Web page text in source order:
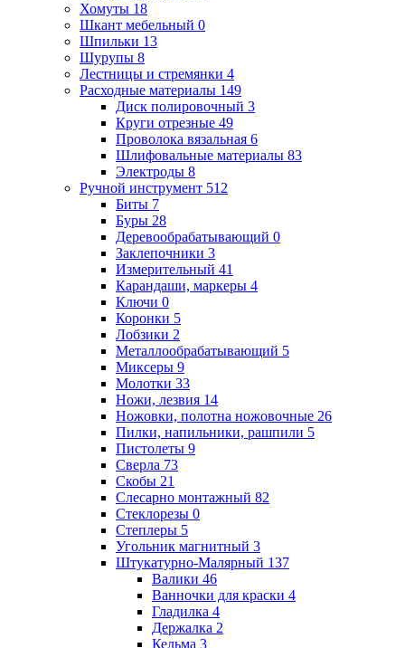
Хомуты 18
Шкант мебельный 0
Шпильки 13
Шурупы 8
Лестницы и стремянки 4
Расходные материалы 149
Диск полировочный 3
Круги отрезные 49
Проволока вязальная 6
Шлифовальные материалы 83
Электроды 8
Ручной инструмент 512
Биты 7
Буры 28
Деревообрабатывающий 0
Заклепочники 3
Измерительный 41
Карандаши, маркеры 4
Ключи 0
Коронки 5
Лобзики 2
Металлообрабатывающий 5
Миксеры 9
Молотки 33
Ножи, лезвия 14
Ножовки, полотна ножовочные 26
Пилки, напильники, рашпили 5
Пистолеты 9
Сверла 73
Скобы 21
Слесарно монтажный 82
Стеклорезы 0
Степлеры 5
Угольник магнитный 3
Штукатурно-Малярный 137
Валики 46
Ванночки для краски 4
Гладилка 4
Держалка 2
Кельма 3